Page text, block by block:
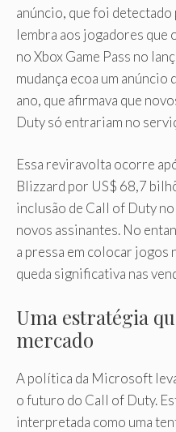
anúncio, que foi
lembra aos jogadores
no Xbox Game Pass no
mudança ecoa um
ano, que afirmava que
Duty só entrariam no
Essa reviravolta ocorre
Blizzard por US$ 68,7
inclusão de Call of Duty
novos assinantes. No
a pressa em colocar jogos
queda significativa nas
Uma estratégia
mercado
A política da Microsoft
o futuro do Call of Duty.
interpretada como uma